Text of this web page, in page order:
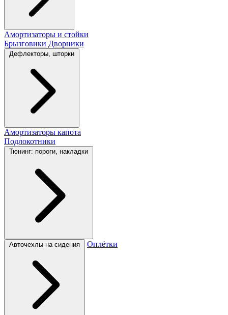
Амортизаторы и стойки
Брызговики Дворники
Дефлекторы, шторки
Амортизаторы капота
Подлокотники
Тюнинг: пороги, накладки
Авточехлы на сидения Оплётки